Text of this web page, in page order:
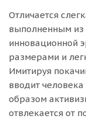
Отличается
выполненным из
инновационной
размерами и
Имитируя
вводит
образом
отвлекается от